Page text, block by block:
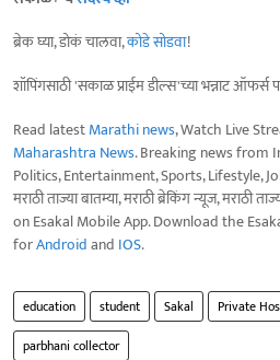
ब्रेक घ्या, डोकं चालवा,कोडे सोडवा!
शॉपिंगसाठी 'सकाळ प्राईम डील्स'च्या भन्नाट ऑफर्स
Read latestMarathi news, Watch Live
Maharashtra News. Breaking news from
Politics, Entertainment, Sports, Lifestyle,
मराठी ताज्या बातम्या, मराठी ब्रेकिंग न्यूज, मराठी
on Esakal Mobile App. Download the
forAndroidand IOS.
education student Sakal Private
parbhani collector